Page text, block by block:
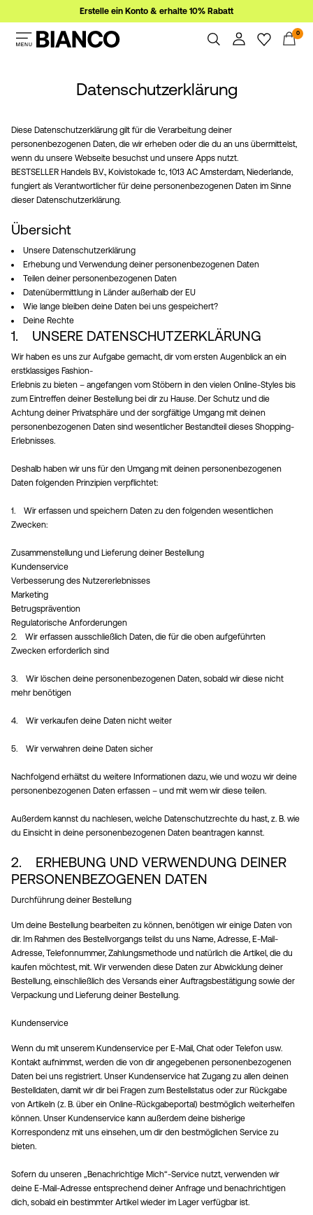
Erstelle ein Konto & erhalte 10% Rabatt
Übersicht
Profil
Wunschliste
Ich brauche Hilfe
0
Damen
Anmelden
Hast
Fragen?
Über
uns
Schweiz
Deutsch
Datenschutzerklärung
Diese Datenschutzerklärung gilt für die Verarbeitung deiner
personenbezogenen Daten, die wir erheben oder die du an uns übermittelst,
wenn du unsere Webseite besuchst und unsere Apps nutzt.
BESTSELLER Handels B.V., Koivistokade 1c, 1013 AC Amsterdam, Niederlande,
fungiert als Verantwortlicher für deine personenbezogenen Daten im Sinne
dieser Datenschutzerklärung.
Übersicht
Unsere Datenschutzerklärung
Erhebung und Verwendung deiner personenbezogenen Daten
Teilen deiner personenbezogenen Daten
Datenübermittlung in Länder außerhalb der EU
Wie lange bleiben deine Daten bei uns gespeichert?
Deine Rechte
1. UNSERE DATENSCHUTZERKLÄRUNG
Wir haben es uns zur Aufgabe gemacht, dir vom ersten Augenblick an ein
erstklassiges Fashion-
Erlebnis zu bieten – angefangen vom Stöbern in den vielen Online-Styles bis
zum Eintreffen deiner Bestellung bei dir zu Hause. Der Schutz und die
Achtung deiner Privatsphäre und der sorgfältige Umgang mit deinen
personenbezogenen Daten sind wesentlicher Bestandteil dieses Shopping-
Erlebnisses.
Deshalb haben wir uns für den Umgang mit deinen personenbezogenen
Daten folgenden Prinzipien verpflichtet:
1. Wir erfassen und speichern Daten zu den folgenden wesentlichen
Zwecken:
Zusammenstellung und Lieferung deiner Bestellung
Kundenservice
Verbesserung des Nutzererlebnisses
Marketing
Betrugsprävention
Regulatorische Anforderungen
2. Wir erfassen ausschließlich Daten, die für die oben aufgeführten
Zwecken erforderlich sind
3. Wir löschen deine personenbezogenen Daten, sobald wir diese nicht
mehr benötigen
4. Wir verkaufen deine Daten nicht weiter
5. Wir verwahren deine Daten sicher
Nachfolgend erhältst du weitere Informationen dazu, wie und wozu wir deine
personenbezogenen Daten erfassen – und mit wem wir diese teilen.
Außerdem kannst du nachlesen, welche Datenschutzrechte du hast, z. B. wie
du Einsicht in deine personenbezogenen Daten beantragen kannst.
2. ERHEBUNG UND VERWENDUNG DEINER
PERSONENBEZOGENEN DATEN
Durchführung deiner Bestellung
Um deine Bestellung bearbeiten zu können, benötigen wir einige Daten von
dir. Im Rahmen des Bestellvorgangs teilst du uns Name, Adresse, E-Mail-
Adresse, Telefonnummer, Zahlungsmethode und natürlich die Artikel, die du
kaufen möchtest, mit. Wir verwenden diese Daten zur Abwicklung deiner
Bestellung, einschließlich des Versands einer Auftragsbestätigung sowie der
Verpackung und Lieferung deiner Bestellung.
Kundenservice
Wenn du mit unserem Kundenservice per E-Mail, Chat oder Telefon usw.
Kontakt aufnimmst, werden die von dir angegebenen personenbezogenen
Daten bei uns registriert. Unser Kundenservice hat Zugang zu allen deinen
Bestelldaten, damit wir dir bei Fragen zum Bestellstatus oder zur Rückgabe
von Artikeln (z. B. über ein Online-Rückgabeportal) bestmöglich weiterhelfen
können. Unser Kundenservice kann außerdem deine bisherige
Korrespondenz mit uns einsehen, um dir den bestmöglichen Service zu
bieten.
Sofern du unseren „Benachrichtige Mich“-Service nutzt, verwenden wir
deine E-Mail-Adresse entsprechend deiner Anfrage und benachrichtigen
dich, sobald ein bestimmter Artikel wieder im Lager verfügbar ist.